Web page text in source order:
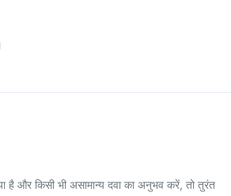
और किसी भी असामान्य दवा का अनुभव करें, तो तुरंत